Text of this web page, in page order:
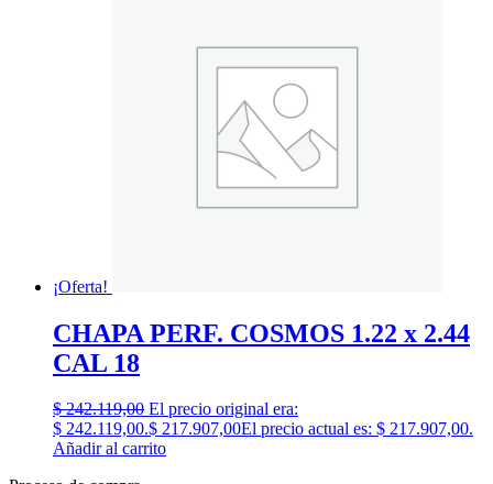
¡Oferta!
CHAPA PERF. COSMOS 1.22 x 2.44
CAL 18
$242.119,00 El precio original era:
$ 242.119,00.$ 217.907,00El precio actual es: $ 217.907,00.
Añadir al carrito